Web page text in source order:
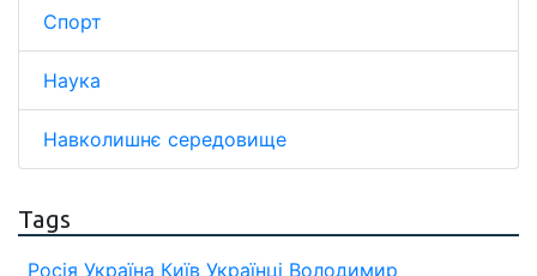
Спорт
Наука
Навколишнє середовище
Tags
Росія Україна Київ Українці Володимир